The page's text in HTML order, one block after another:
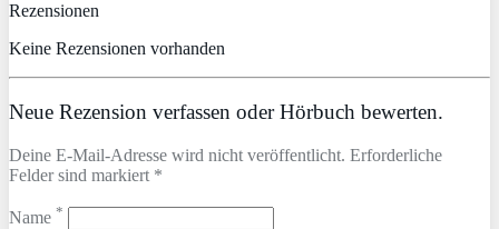
Rezensionen
Keine Rezensionen vorhanden
Neue Rezension verfassen oder Hörbuch bewerten.
Deine E-Mail-Adresse wird nicht veröffentlicht. Erforderliche
Felder sind markiert *
Name *